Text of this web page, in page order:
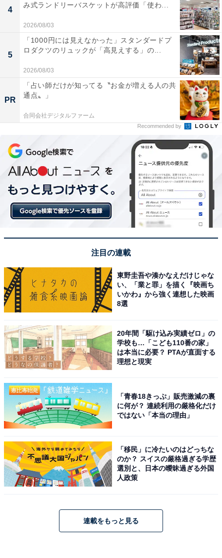
4
み式ランドリーバスケットが高評価「使わ...
2026/08/03
5
「1000円には見えなかった」スタンダードプ
ロダクツのリュックが「高見えする」の...
2026/08/03
PR
「占い師だけが知ってる〝お金が増える人の共
通点〟」
合同会社デジタルファーム
Recommended by
注目の連載
東野圭吾や湊かなえだけじゃな
い、「業と罪」を描く『映画ち
いかわ』から強く連想した映画
8選
20年間「駆け込み実績ゼロ」の
学校も…「こども110番の家」
は本当に必要？ PTAが直面する
理想と現実
「青春18きっぷ」販売激減の裏
に何が？ 連続利用の厳格化だけ
ではない「本当の理由」
「移民」に冷たいのはどっちな
のか？ スイスの厳格過ぎる学歴
選別と、日本の曖昧過ぎる外国
人政策
連載をもっと見る